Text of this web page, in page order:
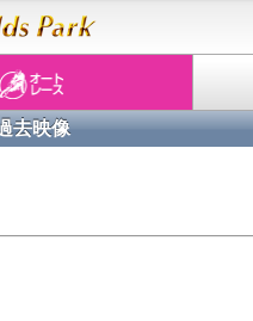
去映像